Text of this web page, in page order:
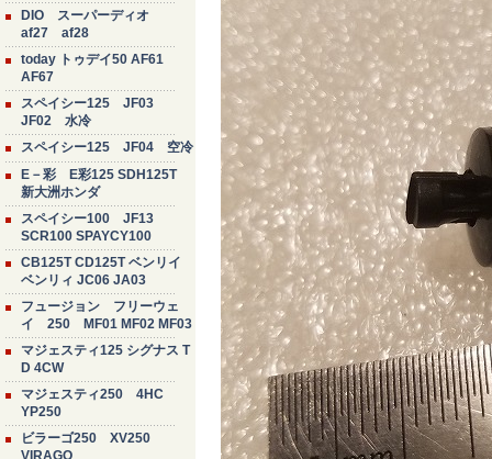
DIO スーパーディオ
af27 af28
today トゥデイ50 AF61
AF67
スペイシー125 JF03
JF02 水冷
スペイシー125 JF04 空冷
E－彩 E彩125 SDH125T
新大洲ホンダ
スペイシー100 JF13
SCR100 SPAYCY100
CB125T CD125T ベンリイ
ベンリィ JC06 JA03
フュージョン フリーウェ
イ 250 MF01 MF02 MF03
マジェスティ125 シグナス T
D 4CW
マジェスティ250 4HC
YP250
ビラーゴ250 XV250
VIRAGO